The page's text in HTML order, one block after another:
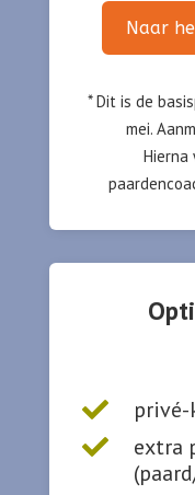
Naar
* Dit is de
mei.
Hierna
 privé-

extra